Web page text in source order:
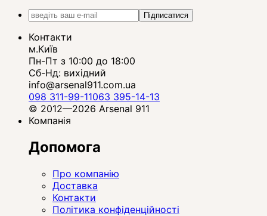
Підписатися
Контакти
м.Київ
Пн-Пт з 10:00 до 18:00
Сб-Нд: вихідний
info@arsenal911.com.ua
098 311-99-11063 395-14-13
© 2012—2026 Arsenal 911
Компанія
Допомога
Про компанію
Доставка
Контакти
Політика конфіденційності